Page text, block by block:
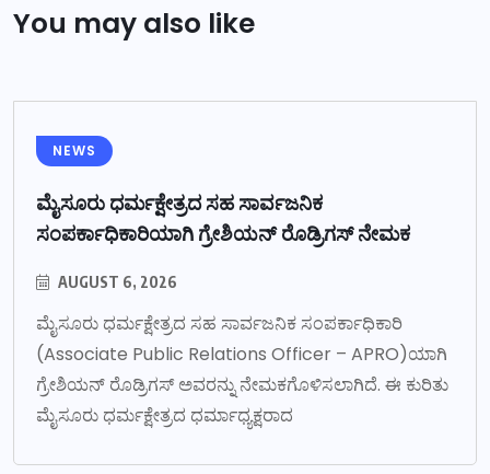
You may also like
NEWS
ಮೈಸೂರು ಧರ್ಮಕ್ಷೇತ್ರದ ಸಹ ಸಾರ್ವಜನಿಕ
ಸಂಪರ್ಕಾಧಿಕಾರಿಯಾಗಿ ಗ್ರೇಶಿಯನ್ ರೊಡ್ರಿಗಸ್ ನೇಮಕ
AUGUST 6, 2026
ಮೈಸೂರು ಧರ್ಮಕ್ಷೇತ್ರದ ಸಹ ಸಾರ್ವಜನಿಕ ಸಂಪರ್ಕಾಧಿಕಾರಿ
(Associate Public Relations Officer – APRO)ಯಾಗಿ
ಗ್ರೇಶಿಯನ್ ರೊಡ್ರಿಗಸ್ ಅವರನ್ನು ನೇಮಕಗೊಳಿಸಲಾಗಿದೆ. ಈ ಕುರಿತು
ಮೈಸೂರು ಧರ್ಮಕ್ಷೇತ್ರದ ಧರ್ಮಾಧ್ಯಕ್ಷರಾದ